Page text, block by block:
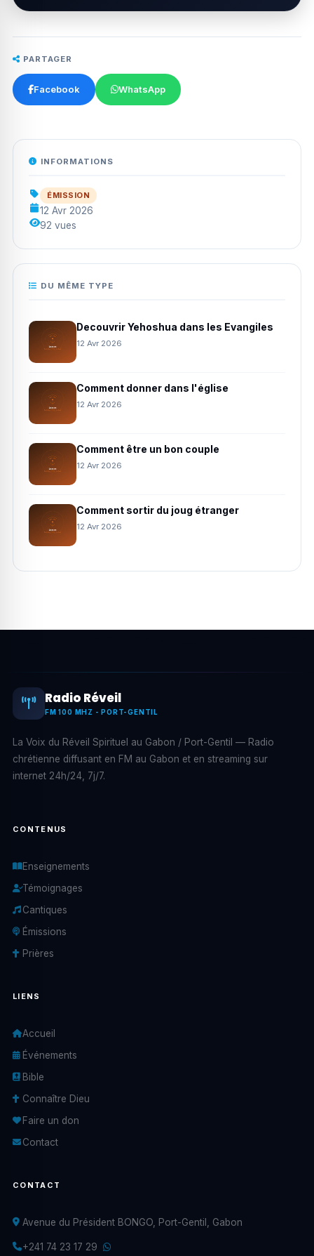
PARTAGER
Facebook WhatsApp
INFORMATIONS
ÉMISSION
12 Avr 2026
92 vues
DU MÊME TYPE
Decouvrir Yehoshua dans les Evangiles
12 Avr 2026
Comment donner dans l'église
12 Avr 2026
Comment être un bon couple
12 Avr 2026
Comment sortir du joug étranger
12 Avr 2026
Radio Réveil
FM 100 MHZ - PORT-GENTIL
La Voix du Réveil Spirituel au Gabon / Port-Gentil — Radio
chrétienne diffusant en FM au Gabon et en streaming sur
internet 24h/24, 7j/7.
CONTENUS
Enseignements
Témoignages
Cantiques
Émissions
Prières
LIENS
Accueil
Événements
Bible
Connaître Dieu
Faire un don
Contact
CONTACT
Avenue du Président BONGO, Port-Gentil, Gabon
+241 74 23 17 29